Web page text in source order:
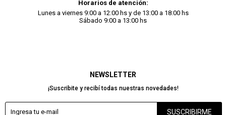
NEWSLETTER
¡Suscribite y recibí todas nuestras novedades!
SUSCRIBIRME
Horarios de atención:
Lunes a viernes 9:00 a 12:00 hs y de 13:00 a 18:00 hs
Sábado 9:00 a 13:00 hs